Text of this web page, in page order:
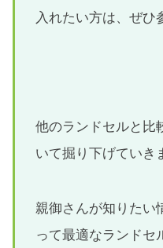
入れたい方は、ぜひ
他のランドセルと比
いて掘り下げていき
親御さんが知りたい
って最適なランドセ